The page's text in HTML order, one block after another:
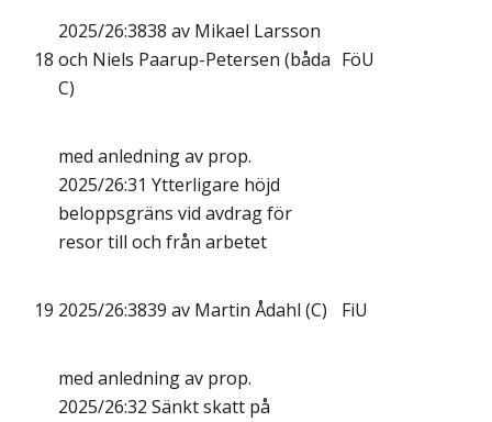
18
2025/26:3838 av Mikael Larsson
och Niels Paarup-Petersen (båda
C)
FöU
med anledning av prop.
2025/26:31 Ytterligare höjd
beloppsgräns vid avdrag för
resor till och från arbetet
19 2025/26:3839 av Martin Ådahl (C) FiU
med anledning av prop.
2025/26:32 Sänkt skatt på